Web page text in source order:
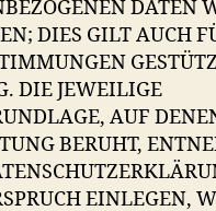
DATEN
DIES GILT AUCH
DIE JEWEILIGE
AUF
BERUHT,
EINLEGEN,